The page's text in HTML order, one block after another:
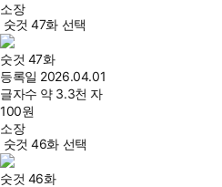
소장
숫것 47화 선택
숫것 47화
등록일 2026.04.01
글자수 약 3.3천 자
100원
소장
숫것 46화 선택
숫것 46화